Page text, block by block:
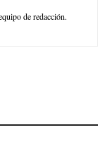
de redacción.